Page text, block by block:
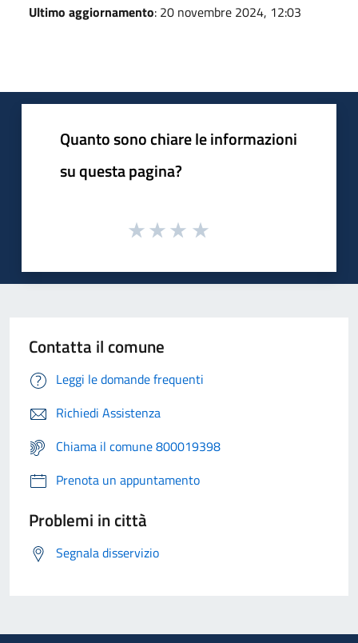
Ultimo aggiornamento: 20 novembre 2024, 12:03
Quanto sono chiare le informazioni
su questa pagina?
Contatta il comune
Leggi le domande frequenti
Richiedi Assistenza
Chiama il comune 800019398
Prenota un appuntamento
Problemi in città
Segnala disservizio